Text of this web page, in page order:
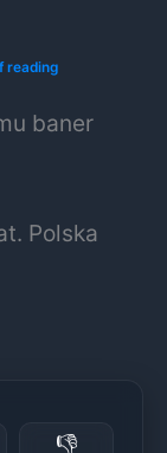
reading
Polska
👎